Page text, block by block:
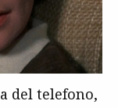
del telefono,